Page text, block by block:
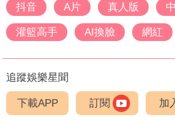
抖音
A片 真人版
灌籃高手 AI換臉 網紅
追蹤娛樂星聞
下載APP 訂閱 加